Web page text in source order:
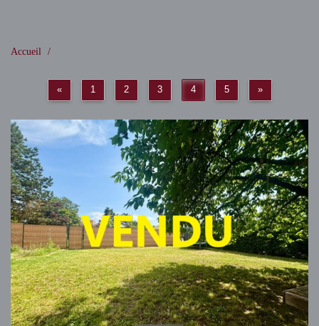
Accueil
« 1 2 3 4 5 »